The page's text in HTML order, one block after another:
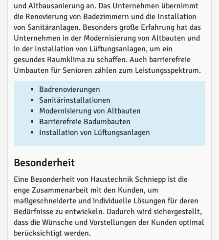
und Altbausanierung an. Das Unternehmen übernimmt
die Renovierung von Badezimmern und die Installation
von Sanitäranlagen. Besonders große Erfahrung hat das
Unternehmen in der Modernisierung von Altbauten und
in der Installation von Lüftungsanlagen, um ein
gesundes Raumklima zu schaffen. Auch barrierefreie
Umbauten für Senioren zählen zum Leistungsspektrum.
Badrenovierungen
Sanitärinstallationen
Modernisierung von Altbauten
Barrierefreie Badumbauten
Installation von Lüftungsanlagen
Besonderheit
Eine Besonderheit von Haustechnik Schniepp ist die
enge Zusammenarbeit mit den Kunden, um
maßgeschneiderte und individuelle Lösungen für deren
Bedürfnisse zu entwickeln. Dadurch wird sichergestellt,
dass die Wünsche und Vorstellungen der Kunden optimal
berücksichtigt werden.